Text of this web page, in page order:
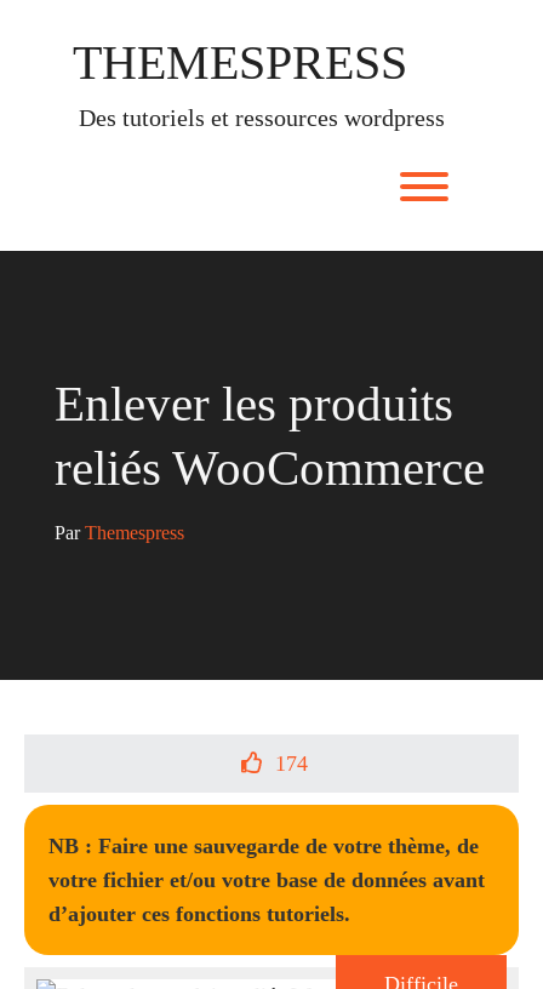
THEMESPRESS
des tutoriels et ressources wordpress
Enlever les produits
reliés WooCommerce
Par Themespress
174
NB : Faire une sauvegarde de votre thème, de
votre fichier et/ou votre base de données avant
d’ajouter ces fonctions tutoriels.
Difficile